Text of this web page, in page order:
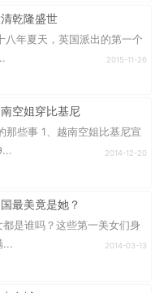
乾隆盛世
八年夏天，英国派出的第一个
2015-11-26
空姐穿比基尼
那些事 1、越南空姐比基尼宣
2014-12-20
最美竟是她？
是谁吗？这些第一美女们身
...
2014-03-13